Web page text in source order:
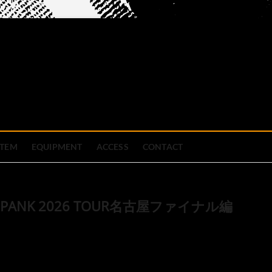
EQUIPMENT ACCESS CONTACT
2026 TOUR名古屋ファイナル編